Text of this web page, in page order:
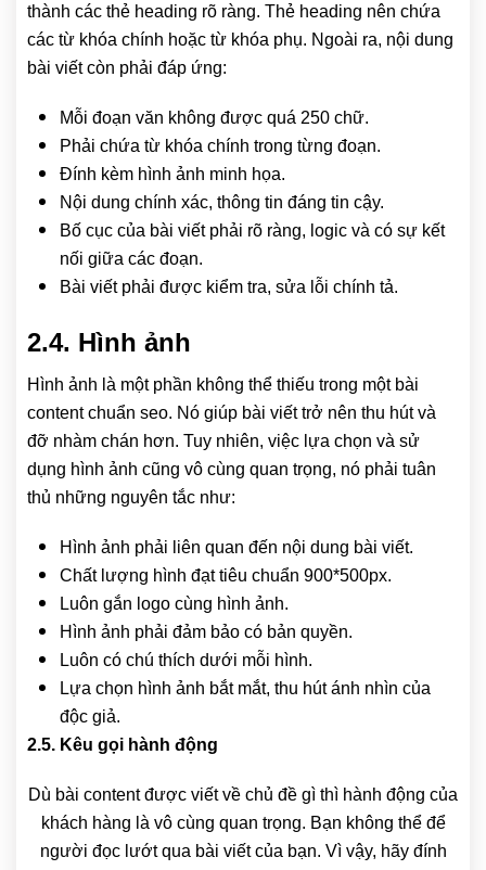
thành các thẻ heading rõ ràng. Thẻ heading nên chứa
các từ khóa chính hoặc từ khóa phụ. Ngoài ra, nội dung
bài viết còn phải đáp ứng:
Mỗi đoạn văn không được quá 250 chữ.
Phải chứa từ khóa chính trong từng đoạn.
Đính kèm hình ảnh minh họa.
Nội dung chính xác, thông tin đáng tin cậy.
Bố cục của bài viết phải rõ ràng, logic và có sự kết
nối giữa các đoạn.
Bài viết phải được kiểm tra, sửa lỗi chính tả.
2.4. Hình ảnh
Hình ảnh là một phần không thể thiếu trong một bài
content chuẩn seo. Nó giúp bài viết trở nên thu hút và
đỡ nhàm chán hơn. Tuy nhiên, việc lựa chọn và sử
dụng hình ảnh cũng vô cùng quan trọng, nó phải tuân
thủ những nguyên tắc như:
Hình ảnh phải liên quan đến nội dung bài viết.
Chất lượng hình đạt tiêu chuẩn 900*500px.
Luôn gắn logo cùng hình ảnh.
Hình ảnh phải đảm bảo có bản quyền.
Luôn có chú thích dưới mỗi hình.
Lựa chọn hình ảnh bắt mắt, thu hút ánh nhìn của
độc giả.
2.5. Kêu gọi hành động
Dù bài content được viết về chủ đề gì thì hành động của
khách hàng là vô cùng quan trọng. Bạn không thể để
người đọc lướt qua bài viết của bạn. Vì vậy, hãy đính